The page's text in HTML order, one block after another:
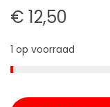
€ 12,50
1 op voorraad